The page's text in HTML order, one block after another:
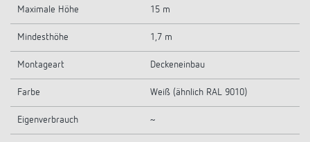
Maximale Höhe 15 m
Mindesthöhe 1,7 m
Montageart Deckeneinbau
Farbe Weiß (ähnlich RAL 9010)
Eigenverbrauch ~